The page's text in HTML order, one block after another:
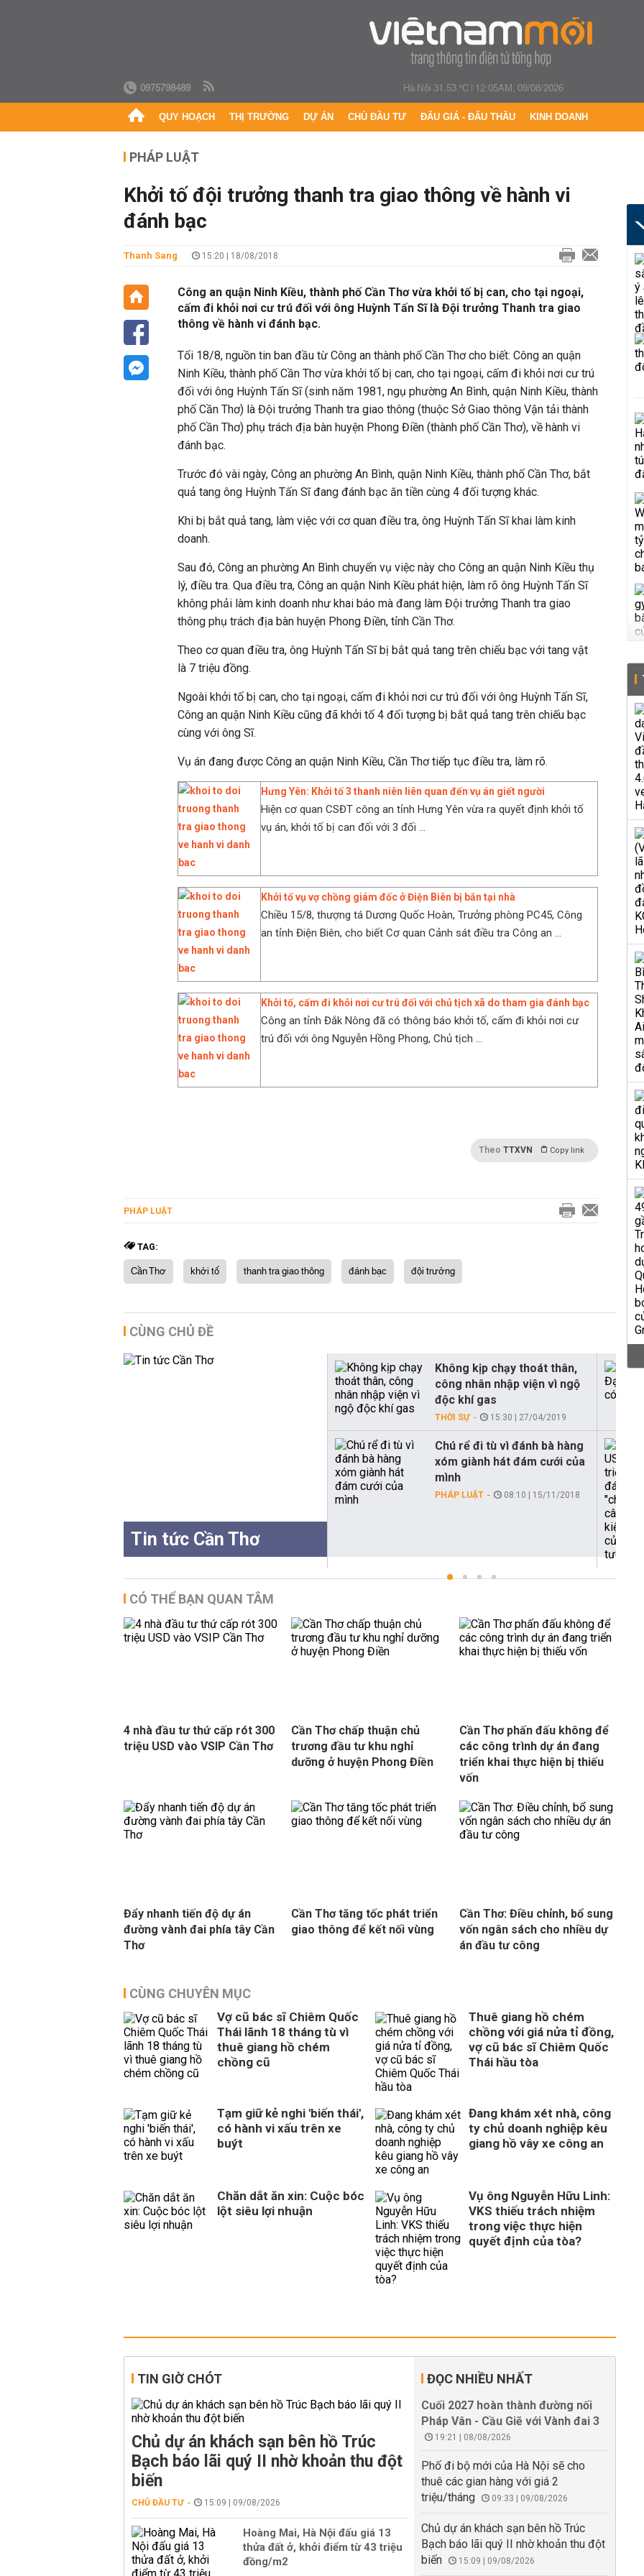
0975798489 Hà Nội 31.53 °C| 12:05AM, 09/08/2026
QUY HOẠCH THỊ TRƯỜNG DỰ ÁN CHỦ ĐẦU TƯ ĐẤU GIÁ - ĐẤU THẦU KINH DOANH
PHÁP LUẬT
Khởi tố đội trưởng thanh tra giao thông về hành vi
đánh bạc
Thanh Sang 15:20 | 18/08/2018
Công an quận Ninh Kiều, thành phố Cần Thơ vừa khởi tố bị can, cho tại ngoại,
cấm đi khỏi nơi cư trú đối với ông Huỳnh Tấn Sĩ là Đội trưởng Thanh tra giao
thông về hành vi đánh bạc.
Tối 18/8, nguồn tin ban đầu từ Công an thành phố Cần Thơ cho biết: Công an quận
Ninh Kiều, thành phố Cần Thơ vừa khởi tố bị can, cho tại ngoại, cấm đi khỏi nơi cư trú
đối với ông Huỳnh Tấn Sĩ (sinh năm 1981, ngụ phường An Bình, quận Ninh Kiều, thành
phố Cần Thơ) là Đội trưởng Thanh tra giao thông (thuộc Sở Giao thông Vận tải thành
phố Cần Thơ) phụ trách địa bàn huyện Phong Điền (thành phố Cần Thơ), về hành vi
đánh bạc.
Trước đó vài ngày, Công an phường An Bình, quận Ninh Kiều, thành phố Cần Thơ, bắt
quả tang ông Huỳnh Tấn Sĩ đang đánh bạc ăn tiền cùng 4 đối tượng khác.
Khi bị bắt quả tang, làm việc với cơ quan điều tra, ông Huỳnh Tấn Sĩ khai làm kinh
doanh.
Sau đó, Công an phường An Bình chuyển vụ việc này cho Công an quận Ninh Kiều thụ
lý, điều tra. Qua điều tra, Công an quận Ninh Kiều phát hiện, làm rõ ông Huỳnh Tấn Sĩ
không phải làm kinh doanh như khai báo mà đang làm Đội trưởng Thanh tra giao
thông phụ trách địa bàn huyện Phong Điền, tỉnh Cần Thơ.
Theo cơ quan điều tra, ông Huỳnh Tấn Sĩ bị bắt quả tang trên chiếu bạc với tang vật
là 7 triệu đồng.
Ngoài khởi tố bị can, cho tại ngoại, cấm đi khỏi nơi cư trú đối với ông Huỳnh Tấn Sĩ,
Công an quận Ninh Kiều cũng đã khởi tố 4 đối tượng bị bắt quả tang trên chiếu bạc
cùng với ông Sĩ.
Vụ án đang được Công an quận Ninh Kiều, Cần Thơ tiếp tục điều tra, làm rõ.
Hưng Yên: Khởi tố 3 thanh niên liên quan đến vụ án giết người
Hiện cơ quan CSĐT công an tỉnh Hưng Yên vừa ra quyết định khởi tố
vụ án, khởi tố bị can đối với 3 đối ...
Khởi tố vụ vợ chồng giám đốc ở Điện Biên bị bắn tại nhà
Chiều 15/8, thượng tá Dương Quốc Hoàn, Trưởng phòng PC45, Công
an tỉnh Điện Biên, cho biết Cơ quan Cảnh sát điều tra Công an ...
Khởi tố, cấm đi khỏi nơi cư trú đối với chủ tịch xã do tham gia đánh bạc
Công an tỉnh Đắk Nông đã có thông báo khởi tố, cấm đi khỏi nơi cư
trú đối với ông Nguyễn Hồng Phong, Chủ tịch ...
Theo TTXVN Copy link
PHÁP LUẬT
TAG:
Cần Thơ khởi tố thanh tra giao thông đánh bạc đội trưởng
CÙNG CHỦ ĐỀ
Tin tức Cần Thơ
Không kịp chạy thoát thân,
công nhân nhập viện vì ngộ
độc khí gas
THỜI SỰ 15:30 | 27/04/2019
Chú rể đi tù vì đánh bà hàng
xóm giành hát đám cưới của
mình
PHÁP LUẬT 08:10 | 15/11/2018
CÓ THỂ BẠN QUAN TÂM
4 nhà đầu tư thứ cấp rót 300
triệu USD vào VSIP Cần Thơ
Cần Thơ chấp thuận chủ
trương đầu tư khu nghỉ
dưỡng ở huyện Phong Điền
Cần Thơ phấn đấu không để
các công trình dự án đang
triển khai thực hiện bị thiếu
vốn
Đẩy nhanh tiến độ dự án
đường vành đai phía tây Cần
Thơ
Cần Thơ tăng tốc phát triển
giao thông để kết nối vùng
Cần Thơ: Điều chỉnh, bổ sung
vốn ngân sách cho nhiều dự
án đầu tư công
CÙNG CHUYÊN MỤC
Vợ cũ bác sĩ Chiêm Quốc
Thái lãnh 18 tháng tù vì
thuê giang hồ chém
chồng cũ
Thuê giang hồ chém
chồng với giá nửa tỉ đồng,
vợ cũ bác sĩ Chiêm Quốc
Thái hầu tòa
Tạm giữ kẻ nghi 'biến thái',
có hành vi xấu trên xe
buýt
Đang khám xét nhà, công
ty chủ doanh nghiệp kêu
giang hồ vây xe công an
Chăn dắt ăn xin: Cuộc bóc
lột siêu lợi nhuận
Vụ ông Nguyễn Hữu Linh:
VKS thiếu trách nhiệm
trong việc thực hiện
quyết định của tòa?
TIN GIỜ CHÓT
Chủ dự án khách sạn bên hồ Trúc
Bạch báo lãi quý II nhờ khoản thu đột
biến
CHỦ ĐẦU TƯ 15:09 | 09/08/2026
Hoàng Mai, Hà Nội đấu giá 13
thửa đất ở, khởi điểm từ 43 triệu
đồng/m2
ĐỌC NHIỀU NHẤT
Cuối 2027 hoàn thành đường nối
Pháp Vân - Cầu Giẽ với Vành đai 3
19:21 | 08/08/2026
Phố đi bộ mới của Hà Nội sẽ cho
thuê các gian hàng với giá 2
triệu/tháng
09:33 | 09/08/2026
Chủ dự án khách sạn bên hồ Trúc
Bạch báo lãi quý II nhờ khoản thu đột
biến
15:09 | 09/08/2026